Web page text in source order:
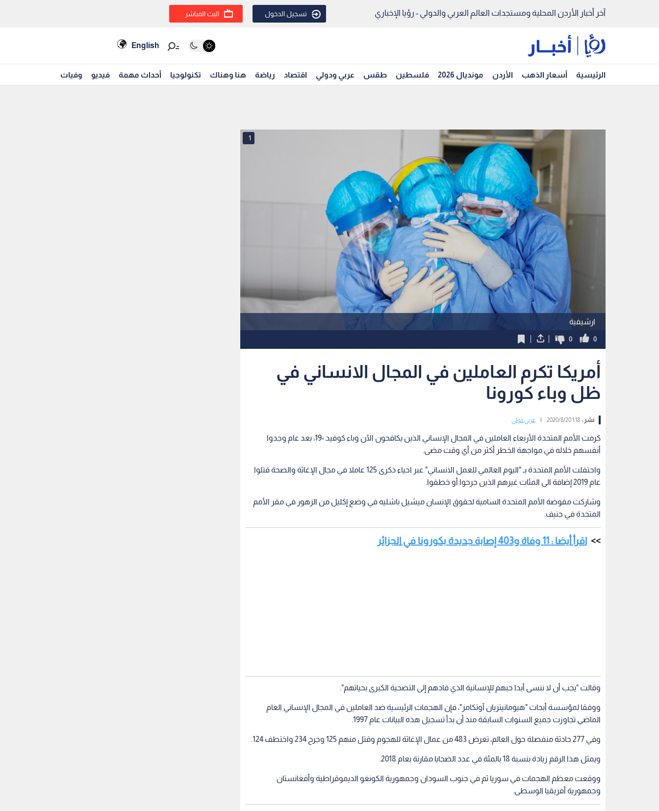
آخر أخبار الأردن المحلية ومستجدات العالم العربي والدولي - رؤيا الإخباري تسجيل الدخول البث المباشر
English
الرئيسية أسعار الذهب الأردن مونديال 2026 فلسطين طقس عربي ودولي اقتصاد رياضة هنا وهناك تكنولوجيا أحداث مهمة فيديو وفيات
ارشيفية
1
0
0
أمريكا تكرم العاملين في المجال الانساني في
ظل وباء كورونا
نشر :1:18 2020/8/20 عربي دولي
كرمت الأمم المتحدة الأربعاء العاملين في المجال الإنساني الذين يكافحون الآن وباء كوفيد -19، بعد عام وجدوا
أنفسهم خلاله في مواجهة الخطر أكثر من أي وقت مضى.
واحتفلت الأمم المتحدة بـ "اليوم العالمي للعمل الانساني" عبر احياء ذكرى 125 عاملا في مجال الإغاثة والصحة قتلوا
عام 2019 إضافة الى المئات غيرهم الذين جرحوا أو خطفوا.
وشاركت مفوضة الأمم المتحدة السامية لحقوق الإنسان ميشيل باشليه في وضع إكليل من الزهور في مقر الأمم
المتحدة في جنيف.
اقرأ أيضا : 11 وفاة و403 إصابة جديدة بكورونا في الجزائر
وقالت "يجب أن لا ننسى أبدا حبهم للإنسانية الذي قادهم إلى التضحية الكبرى بحياتهم".
ووفقا لمؤسسة أبحاث "هيومانيتريان آوتكامز"، فإن الهجمات الرئيسية ضد العاملين في المجال الإنساني العام
الماضي تجاوزت جميع السنوات السابقة منذ أن بدأ تسجيل هذه البيانات عام 1997.
وفي 277 حادثة منفصلة حول العالم، تعرض 483 من عمال الإغاثة للهجوم وقتل منهم 125 وجرح 234 واختطف 124.
ويمثل هذا الرقم زيادة بنسبة 18 بالمئة في عدد الضحايا مقارنة بعام 2018.
ووقعت معظم الهجمات في سوريا ثم في جنوب السودان وجمهورية الكونغو الديموقراطية وأفغانستان
وجمهورية أفريقيا الوسطى.